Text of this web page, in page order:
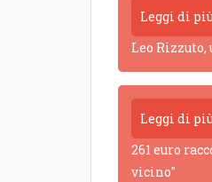
Leggi di
Leo
Leggi di
261 euro
vicino"